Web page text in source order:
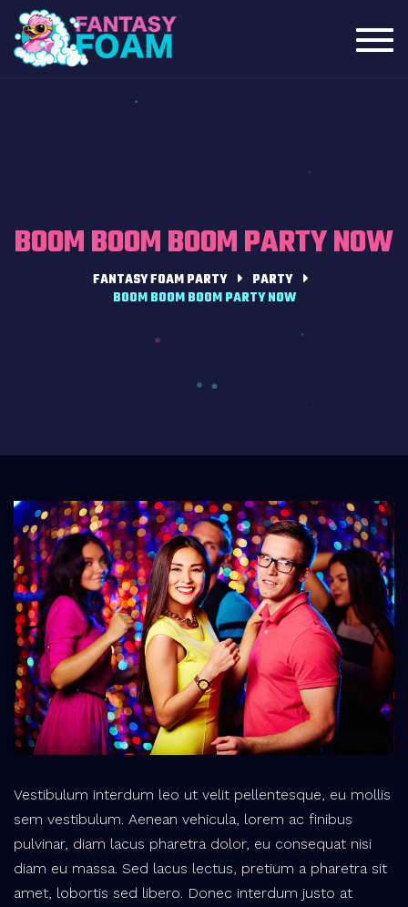
BOOM BOOM BOOM PARTY NOW
FANTASY FOAM PARTY
PARTY
BOOM BOOM BOOM PARTY NOW
Vestibulum interdum leo ut velit pellentesque, eu mollis
sem vestibulum. Aenean vehicula, lorem ac finibus
pulvinar, diam lacus pharetra dolor, eu consequat nisi
diam eu massa. Sed lacus lectus, pretium a pharetra sit
amet, lobortis sed libero. Donec interdum justo at